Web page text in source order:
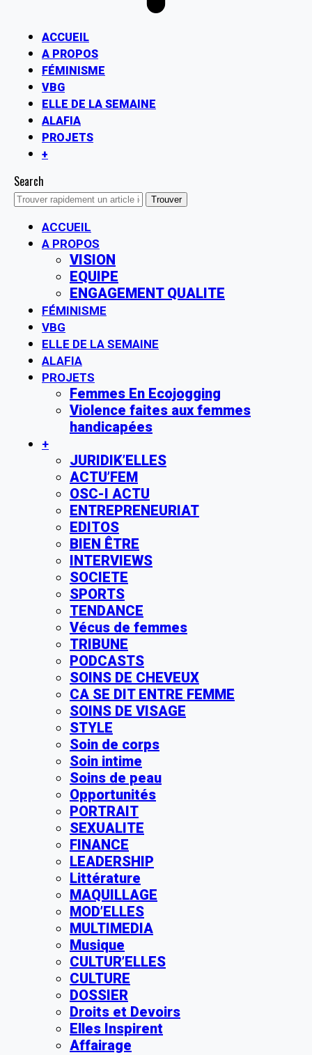
ACCUEIL
A PROPOS
FÉMINISME
VBG
ELLE DE LA SEMAINE
ALAFIA
PROJETS
+
Search
ACCUEIL
A PROPOS
VISION
EQUIPE
ENGAGEMENT QUALITE
FÉMINISME
VBG
ELLE DE LA SEMAINE
ALAFIA
PROJETS
Femmes En Ecojogging
Violence faites aux femmes
handicapées
+
JURIDIK’ELLES
ACTU’FEM
OSC-I ACTU
ENTREPRENEURIAT
EDITOS
BIEN ÊTRE
INTERVIEWS
SOCIETE
SPORTS
TENDANCE
Vécus de femmes
TRIBUNE
PODCASTS
SOINS DE CHEVEUX
CA SE DIT ENTRE FEMME
SOINS DE VISAGE
STYLE
Soin de corps
Soin intime
Soins de peau
Opportunités
PORTRAIT
SEXUALITE
FINANCE
LEADERSHIP
Littérature
MAQUILLAGE
MOD’ELLES
MULTIMEDIA
Musique
CULTUR’ELLES
CULTURE
DOSSIER
Droits et Devoirs
Elles Inspirent
Affairage